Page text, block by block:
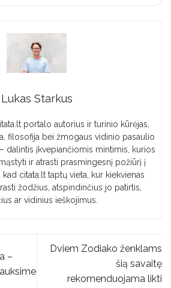
Lukas Starkus
portalo autorius ir turinio kūrėjas,
filosofija bei žmogaus vidinio pasaulio
dalintis įkvepiančiomis mintimis, kurios
ir atrasti prasmingesnį požiūrį į
kad citata.lt taptų vieta, kur kiekvienas
žodžius, atspindinčius jo patirtis,
ar vidinius ieškojimus.
–
Dviem Zodiako ženklams
šią savaitę
rekomenduojama likti